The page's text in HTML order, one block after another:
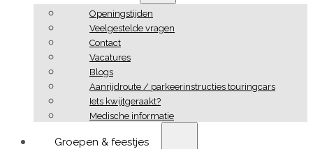
Openingstijden
Veelgestelde vragen
Contact
Vacatures
Blogs
Aanrijdroute / parkeerinstructies touringcars
Iets kwijtgeraakt?
Medische informatie
Groepen & feestjes